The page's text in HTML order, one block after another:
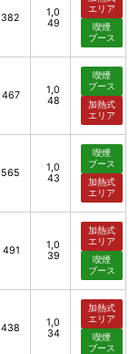
382
1,0
49
エリア
喫煙
ブース
467
1,0
48
喫煙
ブース
加熱式
エリア
565
1,0
43
喫煙
ブース
加熱式
エリア
491
1,0
39
加熱式
エリア
喫煙
ブース
438
1,0
34
加熱式
エリア
喫煙
ブース